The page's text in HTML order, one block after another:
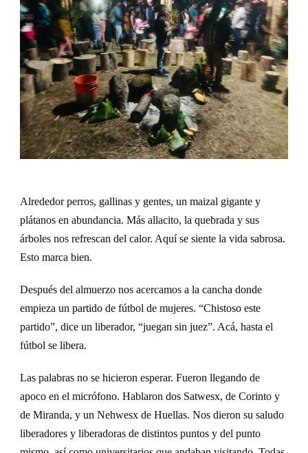
Alrededor perros, gallinas y gentes, un maizal gigante y
plátanos en abundancia. Más allacito, la quebrada y sus
árboles nos refrescan del calor. Aquí se siente la vida sabrosa.
Esto marca bien.
Después del almuerzo nos acercamos a la cancha donde
empieza un partido de fútbol de mujeres. “Chistoso este
partido”, dice un liberador, “juegan sin juez”. Acá, hasta el
fútbol se libera.
Las palabras no se hicieron esperar. Fueron llegando de
apoco en el micrófono. Hablaron dos Satwesx, de Corinto y
de Miranda, y un Nehwesx de Huellas. Nos dieron su saludo
liberadores y liberadoras de distintos puntos y del punto